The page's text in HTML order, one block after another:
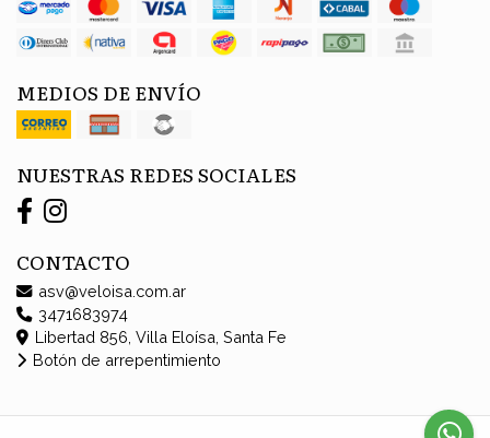
MEDIOS DE ENVÍO
NUESTRAS REDES SOCIALES
CONTACTO
asv@veloisa.com.ar
3471683974
Libertad 856, Villa Eloísa, Santa Fe
Botón de arrepentimiento